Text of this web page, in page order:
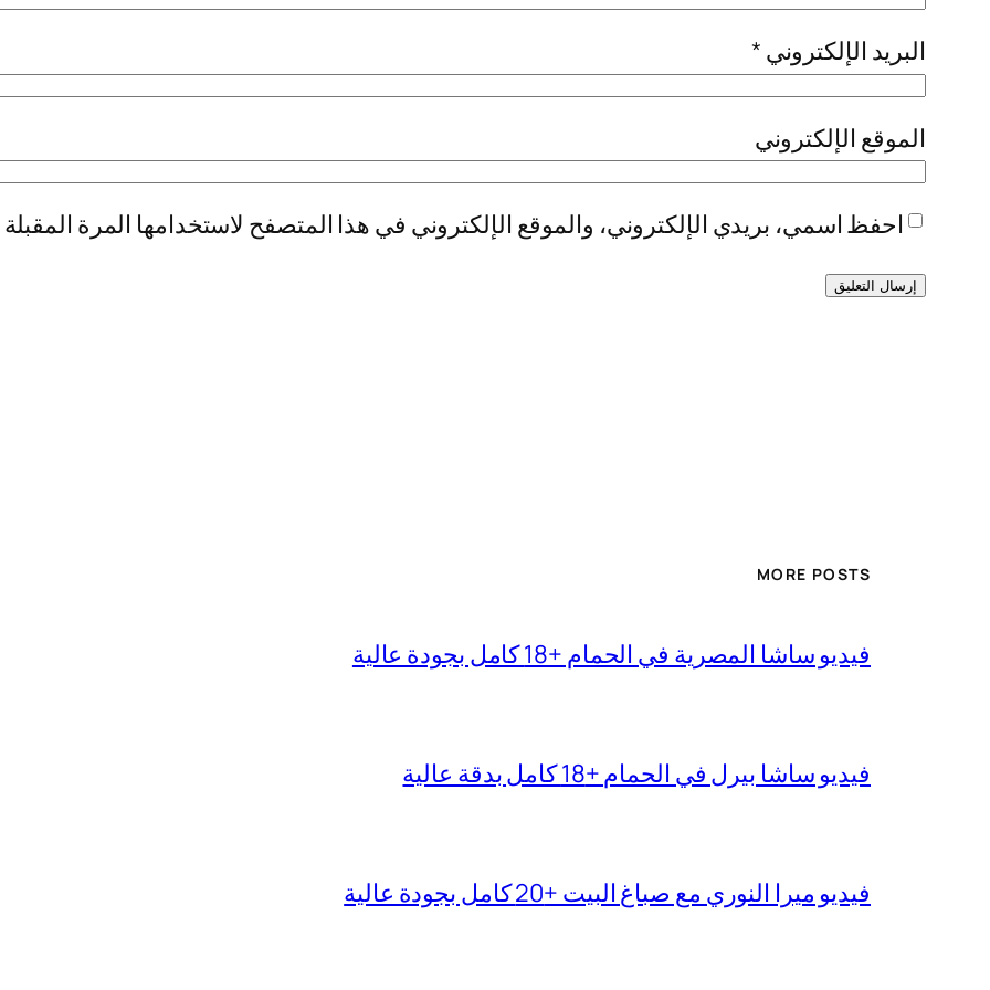
البريد الإلكتروني *
الموقع الإلكتروني
احفظ اسمي، بريدي الإلكتروني، والموقع الإلكتروني في هذا المتصفح لاستخدامها المرة
MORE POSTS
فيديو ساشا المصرية في الحمام +18 كامل بجودة عالية
فيديو ساشا بيرل في الحمام +18 كامل بدقة عالية
فيديو ميرا النوري مع صباغ البيت +20 كامل بجودة عالية